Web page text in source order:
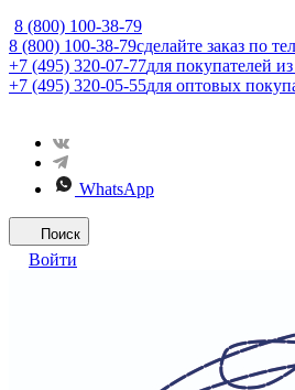
8 (800) 100-38-79
8 (800) 100-38-79сделайте заказ по
+7 (495) 320-07-77для покупателей
+7 (495) 320-05-55для оптовых
WhatsApp
Поиск
Войти